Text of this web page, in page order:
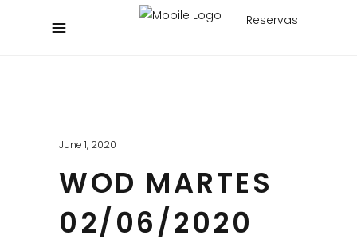
Reservas
June 1, 2020
WOD MARTES
02/06/2020